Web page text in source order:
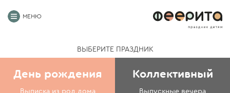
МЕНЮ
ВЫБЕРИТЕ ПРАЗДНИК
День рождения
Выписка из род.дома
Коллективный
Выпускные вечера